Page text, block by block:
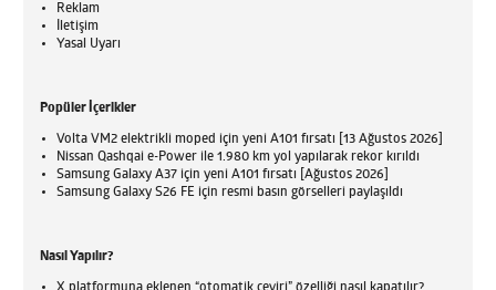
Reklam
İletişim
Yasal Uyarı
Popüler İçerikler
Volta VM2 elektrikli moped için yeni A101 fırsatı [13 Ağustos 2026]
Nissan Qashqai e-Power ile 1.980 km yol yapılarak rekor kırıldı
Samsung Galaxy A37 için yeni A101 fırsatı [Ağustos 2026]
Samsung Galaxy S26 FE için resmi basın görselleri paylaşıldı
Nasıl Yapılır?